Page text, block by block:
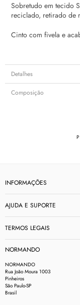
Sobretudo em tecido
reciclado, retirado de
Cinto com fivela e
Detalhes
Composição
INFORMAÇÕES
AJUDA E SUPORTE
TERMOS LEGAIS
NORMANDO
NORMANDO
Rua João Moura 1003
Pinheiros
São Paulo-SP
Brasil